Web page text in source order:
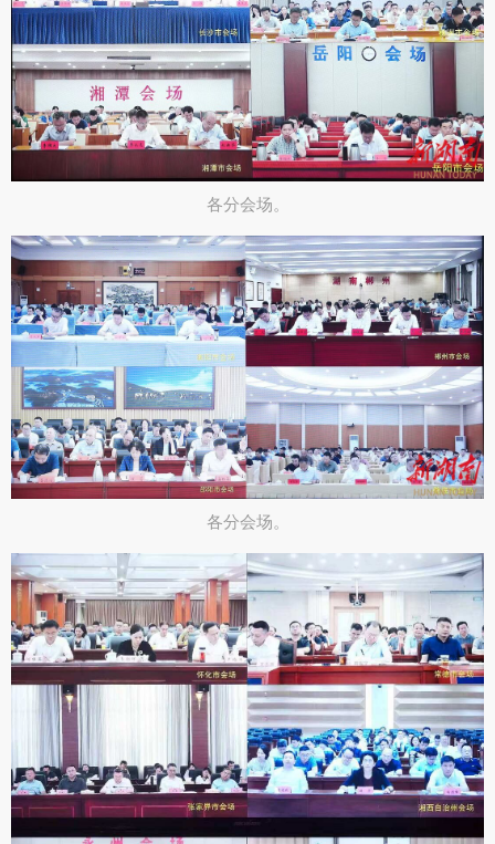
各分会场。​
各分会场。​